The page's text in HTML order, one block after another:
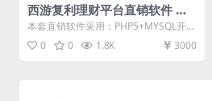
西游复利理财平台直销软件 直
销系统 直销管理软件
本套直销软件采用：PHP5+MYSQL开
发，是一套西游复利理财平台直销软
件，具体...
0 0 1.8K 3000